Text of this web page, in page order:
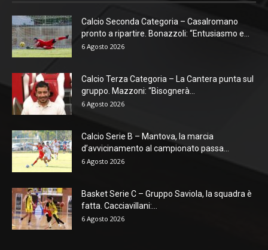
Calcio Seconda Categoria – Casalromano
pronto a ripartire. Bonazzoli: “Entusiasmo e...
6 Agosto 2026
Calcio Terza Categoria – La Cantera punta sul
gruppo. Mazzoni: “Bisognerà...
6 Agosto 2026
Calcio Serie B – Mantova, la marcia
d’avvicinamento al campionato passa...
6 Agosto 2026
Basket Serie C – Gruppo Saviola, la squadra è
fatta. Cacciavillani:...
6 Agosto 2026